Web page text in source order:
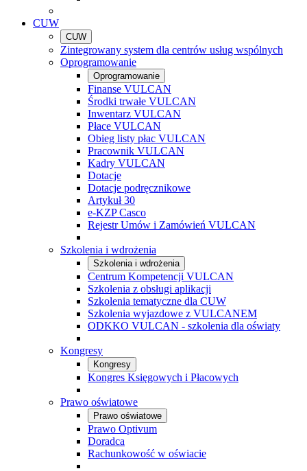
CUW
CUW
Zintegrowany system dla centrów usług wspólnych
Oprogramowanie
Oprogramowanie
Finanse VULCAN
Środki trwałe VULCAN
Inwentarz VULCAN
Płace VULCAN
Obieg listy płac VULCAN
Pracownik VULCAN
Kadry VULCAN
Dotacje
Dotacje podręcznikowe
Artykuł 30
e-KZP Casco
Rejestr Umów i Zamówień VULCAN
Szkolenia i wdrożenia
Szkolenia i wdrożenia
Centrum Kompetencji VULCAN
Szkolenia z obsługi aplikacji
Szkolenia tematyczne dla CUW
Szkolenia wyjazdowe z VULCANEM
ODKKO VULCAN - szkolenia dla oświaty
Kongresy
Kongresy
Kongres Księgowych i Płacowych
Prawo oświatowe
Prawo oświatowe
Prawo Optivum
Doradca
Rachunkowość w oświacie